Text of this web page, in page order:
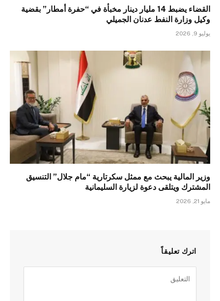
القضاء يضبط 14 مليار دينار مخبأة في “حفرة أمطار” بقضية
وكيل وزارة النفط عدنان الجميلي
يوليو 9, 2026
وزير المالية يبحث مع ممثل سكرتارية “مام جلال” التنسيق
المشترك ويتلقى دعوة لزيارة السليمانية
مايو 21, 2026
اترك تعليقاً